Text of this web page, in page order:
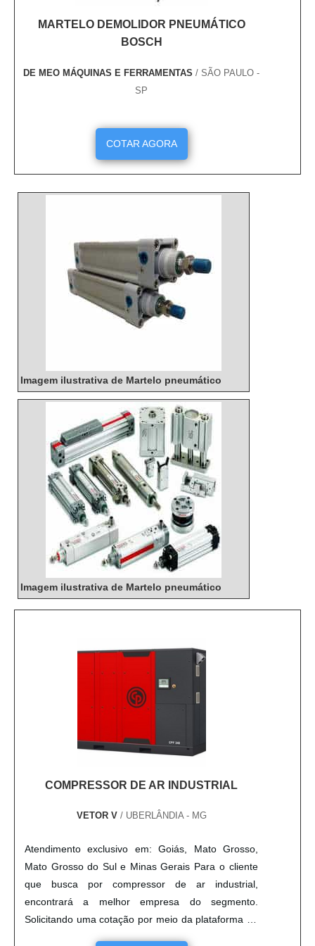
MARTELO DEMOLIDOR PNEUMÁTICO
BOSCH
DE MEO MÁQUINAS E FERRAMENTAS / SÃO PAULO -
SP
COTAR AGORA
Imagem ilustrativa de Martelo pneumático
Imagem ilustrativa de Martelo pneumático
COMPRESSOR DE AR INDUSTRIAL
VETOR V/ UBERLÂNDIA - MG
Atendimento exclusivo em: Goiás, Mato Grosso,
Mato Grosso do Sul e Minas Gerais Para o cliente
que busca por compressor de ar industrial,
encontrará a melhor empresa do segmento.
Solicitando uma cotação por meio da plataforma de
divulgação das indústrias e achando a melhor